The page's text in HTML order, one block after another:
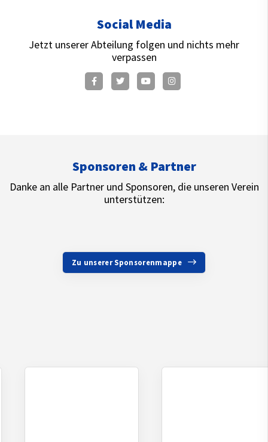
Social Media
Jetzt unserer Abteilung folgen und nichts mehr
verpassen
Sponsoren & Partner
Danke an alle Partner und Sponsoren, die unseren Verein
unterstützen:
Zu unserer Sponsorenmappe